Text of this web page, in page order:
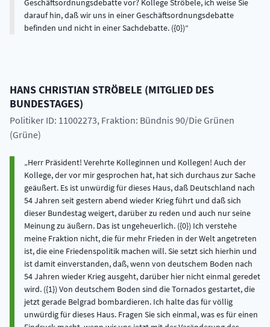
Geschäftsordnungsdebatte vor? Kollege Ströbele, ich weise Sie
darauf hin, daß wir uns in einer Geschäftsordnungsdebatte
befinden und nicht in einer Sachdebatte. ({0})
HANS CHRISTIAN STRÖBELE (MITGLIED DES
BUNDESTAGES)
Politiker ID: 11002273, Fraktion: Bündnis 90/Die Grünen
(Grüne)
Herr Präsident! Verehrte Kolleginnen und Kollegen! Auch der
Kollege, der vor mir gesprochen hat, hat sich durchaus zur Sache
geäußert. Es ist unwürdig für dieses Haus, daß Deutschland nach
54 Jahren seit gestern abend wieder Krieg führt und daß sich
dieser Bundestag weigert, darüber zu reden und auch nur seine
Meinung zu äußern. Das ist ungeheuerlich. ({0}) Ich verstehe
meine Fraktion nicht, die für mehr Frieden in der Welt angetreten
ist, die eine Friedenspolitik machen will. Sie setzt sich hierhin und
ist damit einverstanden, daß, wenn von deutschem Boden nach
54 Jahren wieder Krieg ausgeht, darüber hier nicht einmal geredet
wird. ({1}) Von deutschem Boden sind die Tornados gestartet, die
jetzt gerade Belgrad bombardieren. Ich halte das für völlig
unwürdig für dieses Haus. Fragen Sie sich einmal, was es für einen